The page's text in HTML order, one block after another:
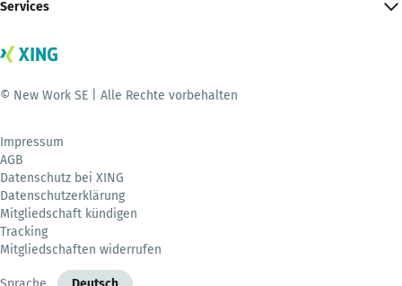
Services
© New Work SE | Alle Rechte vorbehalten
Impressum
AGB
Datenschutz bei XING
Datenschutzerklärung
Mitgliedschaft kündigen
Tracking
Mitgliedschaften widerrufen